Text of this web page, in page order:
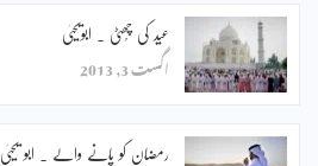
عید کی چُھٹی ۔ ابویحییٰ
اگست 3, 2013
رمضان کو پانے والے ۔ ابو یحییٰ